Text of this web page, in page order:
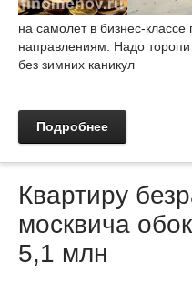
на самолет в бизнес-
направлениям. Надо
без зимних каникул
Подробнее
Квартиру
москвича
5,1 млн